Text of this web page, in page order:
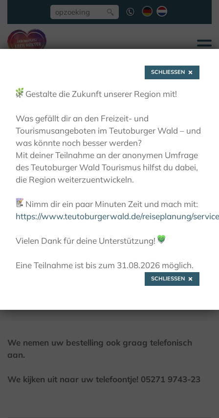
Brochures
downloaden
SERVICE BROCHURES DOWNLOADEN
We nemen uw bestelling ook graag telefonisch
aan.
We kijken uit naar uw telefoontje! 05271 9743-23
SCHLIESSEN
🌿 Gestalte die Zukunft unserer Region mit!
Was gefällt dir an den Freizeit- und
Tourismusangeboten im Teutoburger Wald – und
was könnte noch besser werden?
Mit deiner Teilnahme an der anonymen Umfrage
des Teutoburger Wald Tourismus hilfst du dabei,
die Region weiterzuentwickeln.
📝 Nimm dir ein paar Minuten Zeit und mach mit:
https://www.teutoburgerwald.de/reiseplanung/
Vielen Dank für deine Unterstützung! 💚
Eine Teilnahme ist bis zum 31.08.2026 möglich.
SCHLIESSEN